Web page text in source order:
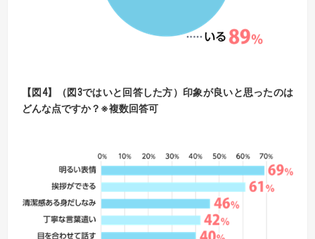
【図4】（図3ではいと回答した方）印象が良いと思ったのは
どんな点ですか？※複数回答可